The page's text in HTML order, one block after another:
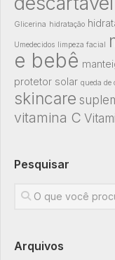
Glicerina hidratação
Umedecidos limpeza facial
e bebê
protetor solar queda de
skincare
vitamina C
Pesquisar
Arquivos